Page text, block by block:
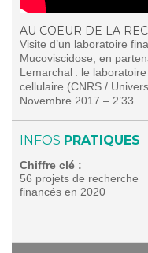
AU COEUR DE LA
Visite d’un laboratoire
Mucoviscidose, en
Lemarchal : le
cellulaire (CNRS /
Novembre 2017 – 2’33
INFOS PRATIQUES
Chiffre clé :
56 projets de recherche
financés en 2020